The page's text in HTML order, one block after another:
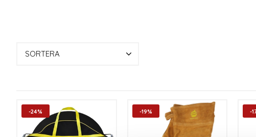
SORTERA
-24% -19% -